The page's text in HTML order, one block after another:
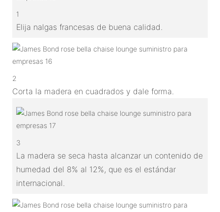
1
Elija nalgas francesas de buena calidad.
2
Corta la madera en cuadrados y dale forma.
3
La madera se seca hasta alcanzar un contenido de
humedad del 8% al 12%, que es el estándar
internacional.